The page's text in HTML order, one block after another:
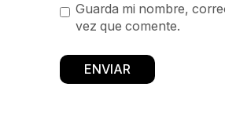
Guarda mi nombre,
vez que comente.